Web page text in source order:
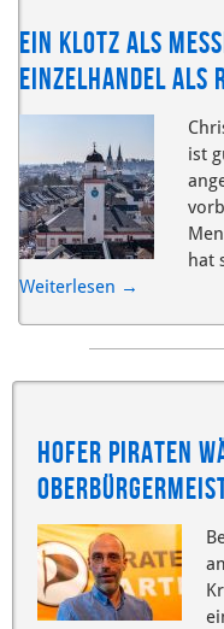
Ein Klotz als
Einzelhandel als
ist
hat
Weiterlesen →
Hofer Piraten